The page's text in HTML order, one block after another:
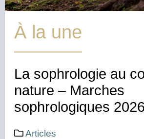
À la une
La sophrologie au
nature – Marches
sophrologiques 2026
Articles